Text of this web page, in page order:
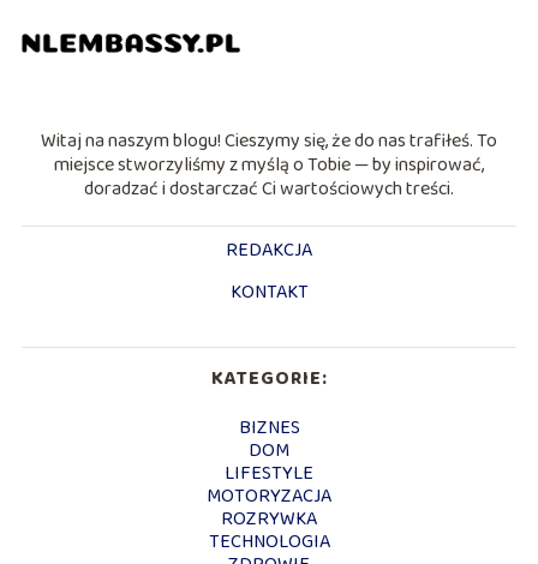
Witaj na naszym blogu! Cieszymy się, że do nas trafiłeś. To
miejsce stworzyliśmy z myślą o Tobie — by inspirować,
doradzać i dostarczać Ci wartościowych treści.
REDAKCJA
KONTAKT
KATEGORIE:
BIZNES
DOM
LIFESTYLE
MOTORYZACJA
ROZRYWKA
TECHNOLOGIA